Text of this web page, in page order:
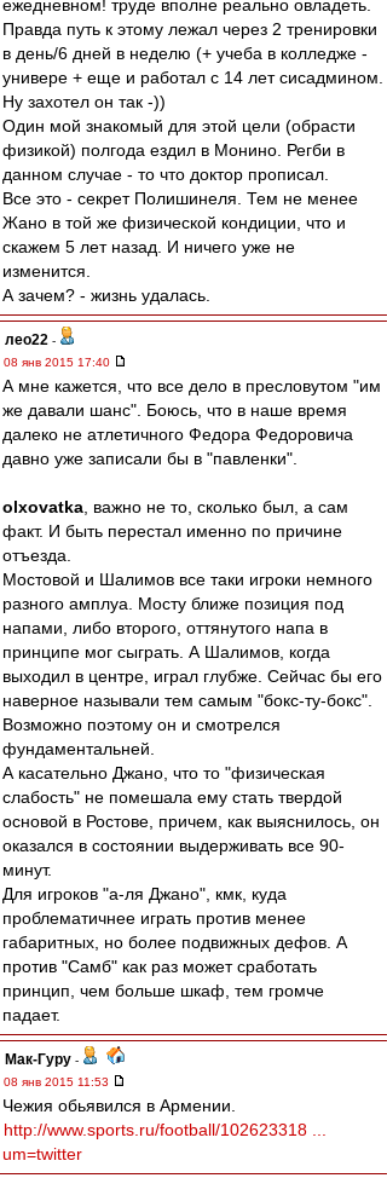
ежедневном! труде вполне реально овладеть.
Правда путь к этому лежал через 2 тренировки
в день/6 дней в неделю (+ учеба в колледже -
универе + еще и работал с 14 лет сисадмином.
Ну захотел он так -))
Один мой знакомый для этой цели (обрасти
физикой) полгода ездил в Монино. Регби в
данном случае - то что доктор прописал.
Все это - секрет Полишинеля. Тем не менее
Жано в той же физической кондиции, что и
скажем 5 лет назад. И ничего уже не
изменится.
А зачем? - жизнь удалась.
лео22 -
08 янв 2015 17:40
А мне кажется, что все дело в пресловутом "им
же давали шанс". Боюсь, что в наше время
далеко не атлетичного Федора Федоровича
давно уже записали бы в "павленки".
olxovatka , важно не то, сколько был, а сам
факт. И быть перестал именно по причине
отъезда.
Мостовой и Шалимов все таки игроки немного
разного амплуа. Мосту ближе позиция под
напами, либо второго, оттянутого напа в
принципе мог сыграть. А Шалимов, когда
выходил в центре, играл глубже. Сейчас бы его
наверное называли тем самым "бокс-ту-бокс".
Возможно поэтому он и смотрелся
фундаментальней.
А касательно Джано, что то "физическая
слабость" не помешала ему стать твердой
основой в Ростове, причем, как выяснилось, он
оказался в состоянии выдерживать все 90-
минут.
Для игроков "а-ля Джано", кмк, куда
проблематичнее играть против менее
габаритных, но более подвижных дефов. А
против "Самб" как раз может сработать
принцип, чем больше шкаф, тем громче
падает.
Мак-Гуру -
08 янв 2015 11:53
Чежия обьявился в Армении.
http://www.sports.ru/football/102623318 ...
um=twitter